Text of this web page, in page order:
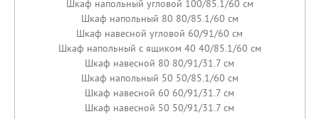
Шкаф напольный угловой 100/85.1/60 см
Шкаф напольный 80 80/85.1/60 см
Шкаф навесной угловой 60/91/60 см
Шкаф напольный с ящиком 40 40/85.1/60 см
Шкаф навесной 80 80/91/31.7 см
Шкаф напольный 50 50/85.1/60 см
Шкаф навесной 60 60/91/31.7 см
Шкаф навесной 50 50/91/31.7 см